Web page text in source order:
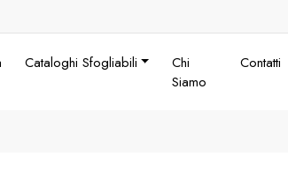
Cataloghi Sfogliabili
Chi
Siamo
Contatti